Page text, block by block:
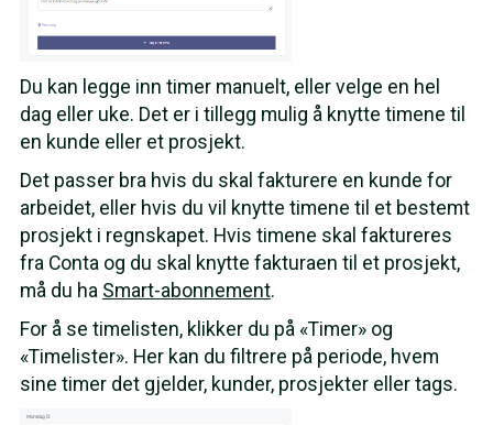
Du kan legge inn timer manuelt, eller velge en hel
dag eller uke. Det er i tillegg mulig å knytte timene til
en kunde eller et prosjekt.
Det passer bra hvis du skal fakturere en kunde for
arbeidet, eller hvis du vil knytte timene til et bestemt
prosjekt i regnskapet. Hvis timene skal faktureres
fra Conta og du skal knytte fakturaen til et prosjekt,
må du ha Smart-abonnement.
For å se timelisten, klikker du på «Timer» og
«Timelister». Her kan du filtrere på periode, hvem
sine timer det gjelder, kunder, prosjekter eller tags.